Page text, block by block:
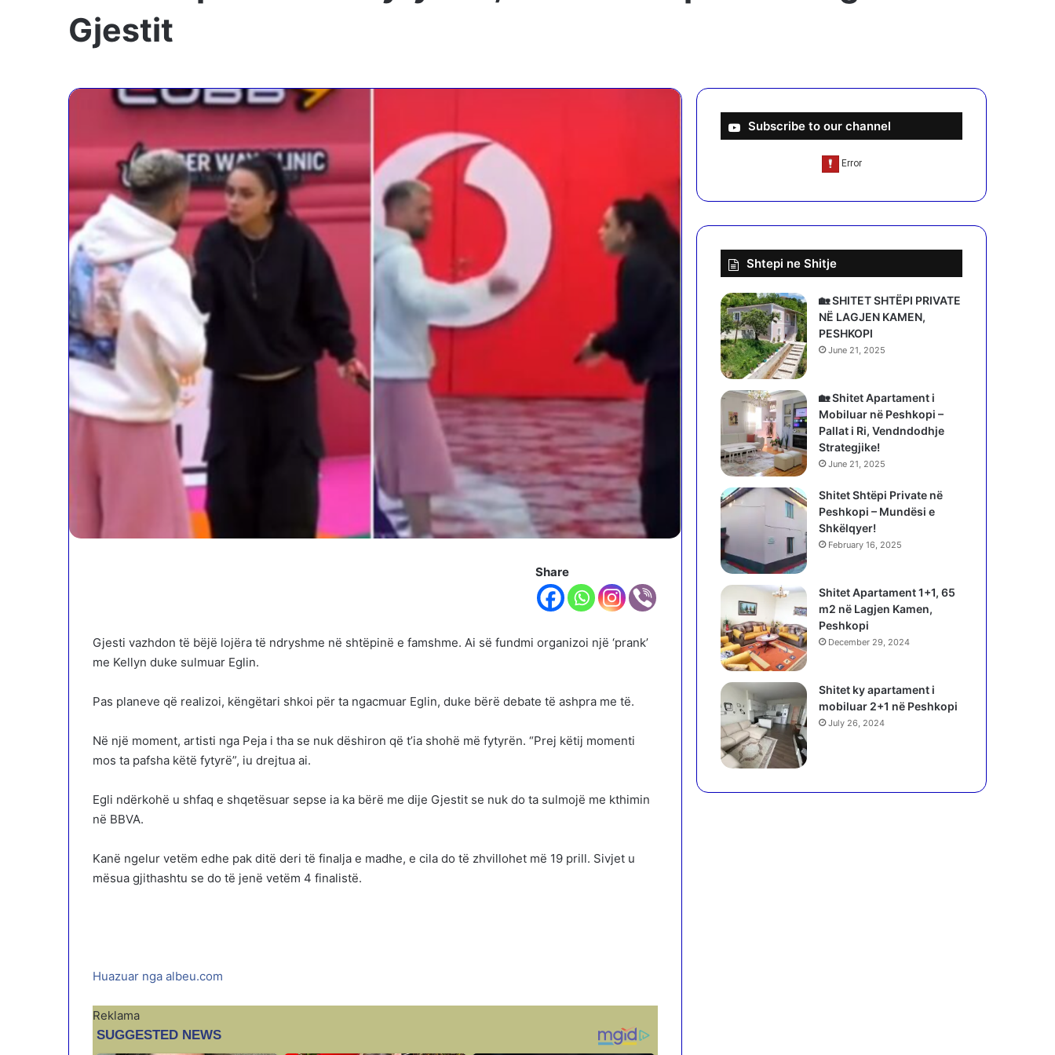
Gjestit
Share
Gjesti vazhdon të bëjë lojëra të ndryshme në shtëpinë e famshme. Ai së fundmi organizoi një ‘prank’
me Kellyn duke sulmuar Eglin.
Pas planeve që realizoi, këngëtari shkoi për ta ngacmuar Eglin, duke bërë debate të ashpra me të.
Në një moment, artisti nga Peja i tha se nuk dëshiron që t’ia shohë më fytyrën. “Prej këtij momenti
mos ta pafsha këtë fytyrë”, iu drejtua ai.
Egli ndërkohë u shfaq e shqetësuar sepse ia ka bërë me dije Gjestit se nuk do ta sulmojë me kthimin
në BBVA.
Kanë ngelur vetëm edhe pak ditë deri të finalja e madhe, e cila do të zhvillohet më 19 prill. Sivjet u
mësua gjithashtu se do të jenë vetëm 4 finalistë.
Huazuar nga albeu.com
Reklama
Subscribe to our channel
Shtepi ne Shitje
🏡 SHITET SHTËPI PRIVATE
NË LAGJEN KAMEN,
PESHKOPI
June 21, 2025
🏡 Shitet Apartament i
Mobiluar në Peshkopi –
Pallat i Ri, Vendndodhje
Strategjike!
June 21, 2025
Shitet Shtëpi Private në
Peshkopi – Mundësi e
Shkëlqyer!
February 16, 2025
Shitet Apartament 1+1, 65
m2 në Lagjen Kamen,
Peshkopi
December 29, 2024
Shitet ky apartament i
mobiluar 2+1 në Peshkopi
July 26, 2024